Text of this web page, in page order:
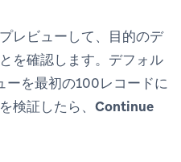
レビューして、目的のデ
を確認します。デフォル
ーを最初の100レコードに
検証したら、 Continue